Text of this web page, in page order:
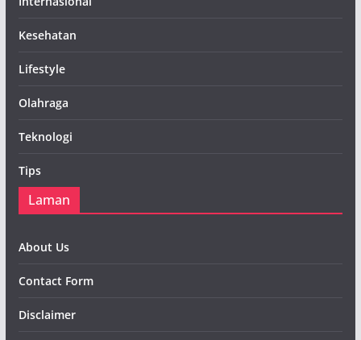
Kesehatan
Lifestyle
Olahraga
Teknologi
Tips
Laman
About Us
Contact Form
Disclaimer